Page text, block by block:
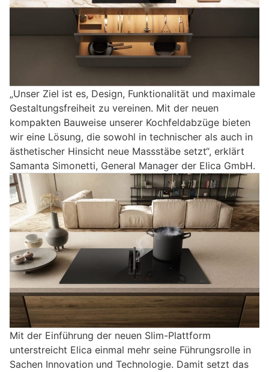
„Unser Ziel ist es, Design, Funktionalität und maximale
Gestaltungsfreiheit zu vereinen. Mit der neuen
kompakten Bauweise unserer Kochfeldabzüge bieten
wir eine Lösung, die sowohl in technischer als auch in
ästhetischer Hinsicht neue Massstäbe setzt“, erklärt
Samanta Simonetti, General Manager der Elica GmbH.
Mit der Einführung der neuen Slim-Plattform
unterstreicht Elica einmal mehr seine Führungsrolle in
Sachen Innovation und Technologie. Damit setzt das